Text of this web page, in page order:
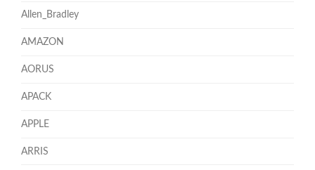
Allen_Bradley
AMAZON
AORUS
APACK
APPLE
ARRIS